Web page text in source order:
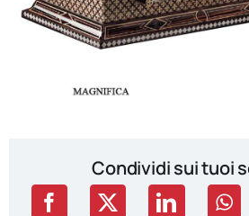
Condividi sui tuoi